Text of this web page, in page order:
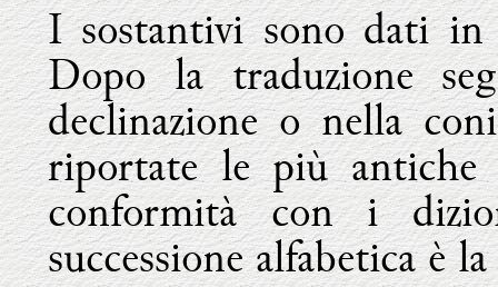
I sostantivi sono dati in
Dopo la traduzione
declinazione o nella
riportate le più
conformità con i
successione alfabetica è